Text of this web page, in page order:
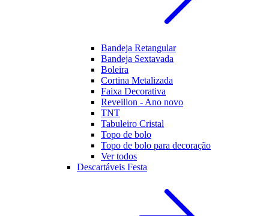
Bandeja Retangular
Bandeja Sextavada
Boleira
Cortina Metalizada
Faixa Decorativa
Reveillon - Ano novo
TNT
Tabuleiro Cristal
Topo de bolo
Topo de bolo para decoração
Ver todos
Descartáveis Festa